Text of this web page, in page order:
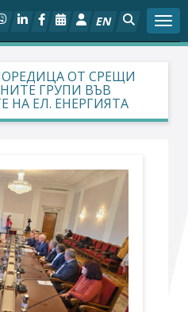
EN
ОТ СРЕЩИ
ГРУПИ ВЪВ
НА ЕЛ. ЕНЕРГИЯТА